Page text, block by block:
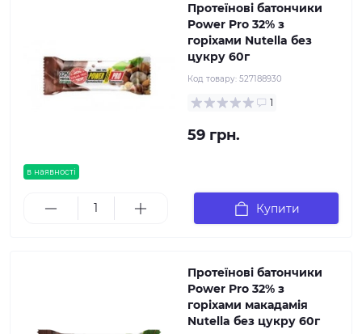
в наявності
Протеїнові батончики
Power Pro 32% з
горіхами Nutella без
цукру 60г
Код товару: 527188930
1
59 грн.
Купити
Протеїнові батончики
Power Pro 32% з
горіхами макадамія
Nutella без цукру 60г